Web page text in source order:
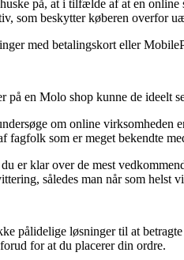
på, at i tilfælde af at en
som beskytter køberen overfor
med betalingskort eller
på en Molo shop kunne de ideelt
om online
fagfolk som er meget bekendte
er klar over de mest
således man når som
pålidelige løsninger til at
for at du placerer din ordre.